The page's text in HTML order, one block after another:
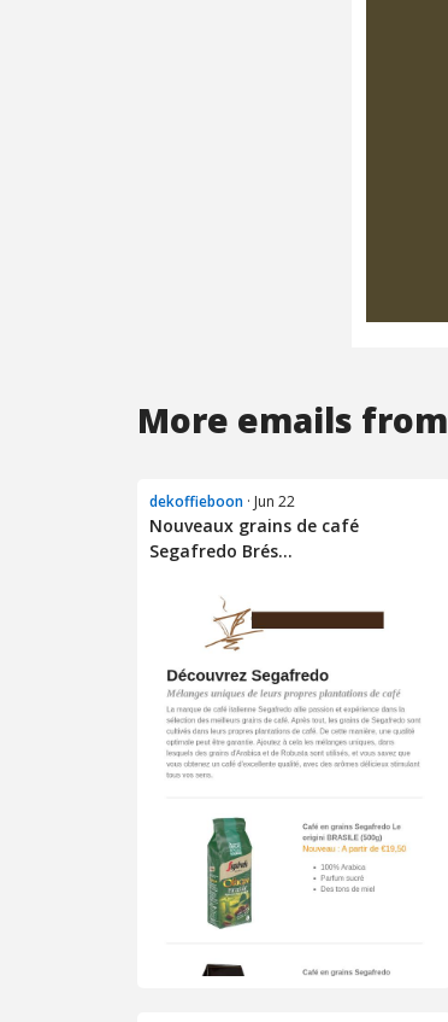
More emails from
dekoffieboon · Jun 22
Nouveaux grains de café
Segafredo Brés...